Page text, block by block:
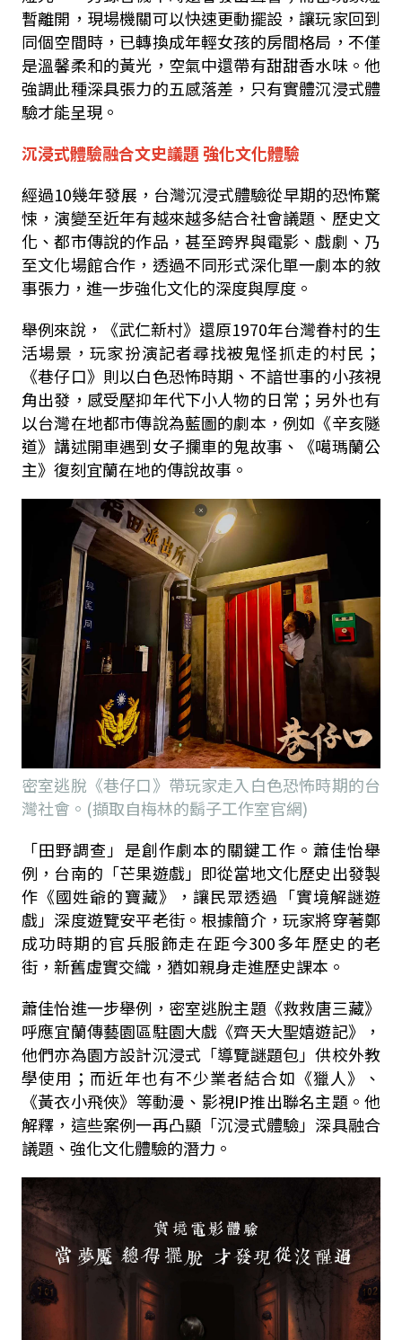
暫離開，現場機關可以快速更動擺設，讓玩家回到
同個空間時，已轉換成年輕女孩的房間格局，不僅
是溫馨柔和的黃光，空氣中還帶有甜甜香水味。他
強調此種深具張力的五感落差，只有實體沉浸式體
驗才能呈現。
沉浸式體驗融合文史議題 強化文化體驗
經過10幾年發展，台灣沉浸式體驗從早期的恐怖驚
悚，演變至近年有越來越多結合社會議題、歷史文
化、都市傳說的作品，甚至跨界與電影、戲劇、乃
至文化場館合作，透過不同形式深化單一劇本的敘
事張力，進一步強化文化的深度與厚度。
舉例來說，《武仁新村》還原1970年台灣眷村的生
活場景，玩家扮演記者尋找被鬼怪抓走的村民；
《巷仔口》則以白色恐怖時期、不諳世事的小孩視
角出發，感受壓抑年代下小人物的日常；另外也有
以台灣在地都市傳說為藍圖的劇本，例如《辛亥隧
道》講述開車遇到女子攔車的鬼故事、《噶瑪蘭公
主》復刻宜蘭在地的傳說故事。
密室逃脫《巷仔口》帶玩家走入白色恐怖時期的台
灣社會。(擷取自梅林的鬍子工作室官網)
「田野調查」是創作劇本的關鍵工作。蕭佳怡舉
例，台南的「芒果遊戲」即從當地文化歷史出發製
作《國姓爺的寶藏》，讓民眾透過「實境解謎遊
戲」深度遊覽安平老街。根據簡介，玩家將穿著鄭
成功時期的官兵服飾走在距今300多年歷史的老
街，新舊虛實交織，猶如親身走進歷史課本。
蕭佳怡進一步舉例，密室逃脫主題《救救唐三藏》
呼應宜蘭傳藝園區駐園大戲《齊天大聖嬉遊記》，
他們亦為園方設計沉浸式「導覽謎題包」供校外教
學使用；而近年也有不少業者結合如《獵人》、
《黃衣小飛俠》等動漫、影視IP推出聯名主題。他
解釋，這些案例一再凸顯「沉浸式體驗」深具融合
議題、強化文化體驗的潛力。